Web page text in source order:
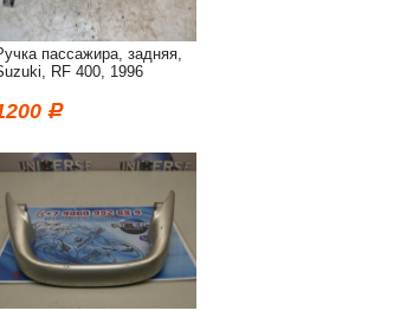
пассажира, задняя,
RF 400, 1996